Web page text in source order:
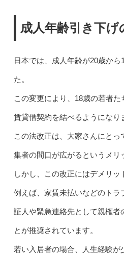
成人年齢引き下げ
日本では、成人年齢が20歳か
た。
この変更により、18歳の若者
賃貸借契約を結べるようになり
この法改正は、大家さんにと
集者の間口が広がるというメリ
しかし、この改正にはデメリッ
例えば、家賃未払いなどのトラ
証人や緊急連絡先として親権者
とが推奨されています。
若い入居者の場合、人生経験が